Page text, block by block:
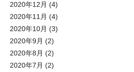
2020年12月 (4)
2020年11月 (4)
2020年10月 (3)
2020年9月 (2)
2020年8月 (2)
2020年7月 (2)